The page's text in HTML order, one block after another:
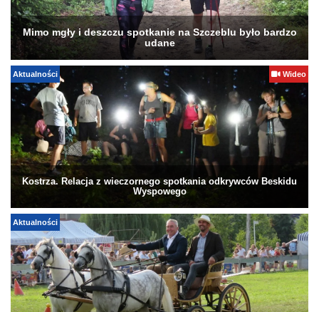
Mimo mgły i deszczu spotkanie na Szczeblu było bardzo
udane
Aktualności Wideo
Kostrza. Relacja z wieczornego spotkania odkrywców Beskidu
Wyspowego
Aktualności